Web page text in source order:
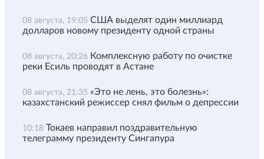
08 августа, 19:05 США выделят один миллиард
долларов новому президенту одной страны
08 августа, 20:26 Комплексную работу по очистке
реки Есиль проводят в Астане
08 августа, 21:35 «Это не лень, это болезнь»:
казахстанский режиссер снял фильм о депрессии
10:18 Токаев направил поздравительную
телеграмму президенту Сингапура